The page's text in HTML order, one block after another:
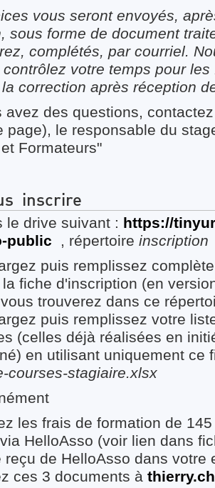
vous seront envoyés,
sous forme de document
complétés, par courriel.
votre temps pour
correction après réception
avez des questions,
page), le responsable du
Formateurs"
inscrire
le drive suivant : https://
public , répertoire inscription
puis remplissez
fiche d'inscription (en
trouverez dans ce
puis remplissez votre
(celles déjà réalisées en
en utilisant uniquement ce
courses-stagiaire.xlsx
les frais de formation de
HelloAsso (voir lien dans
reçu de HelloAsso dans votre
ces 3 documents à